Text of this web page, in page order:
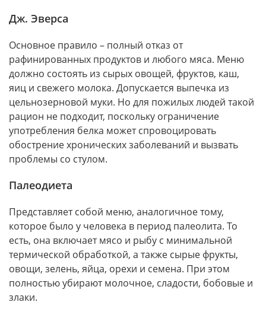
Дж. Эверса
Основное правило – полный отказ от
рафинированных продуктов и любого мяса. Меню
должно состоять из сырых овощей, фруктов, каш,
яиц и свежего молока. Допускается выпечка из
цельнозерновой муки. Но для пожилых людей такой
рацион не подходит, поскольку ограничение
употребления белка может спровоцировать
обострение хронических заболеваний и вызвать
проблемы со стулом.
Палеодиета
Представляет собой меню, аналогичное тому,
которое было у человека в период палеолита. То
есть, она включает мясо и рыбу с минимальной
термической обработкой, а также сырые фрукты,
овощи, зелень, яйца, орехи и семена. При этом
полностью убирают молочное, сладости, бобовые и
злаки.